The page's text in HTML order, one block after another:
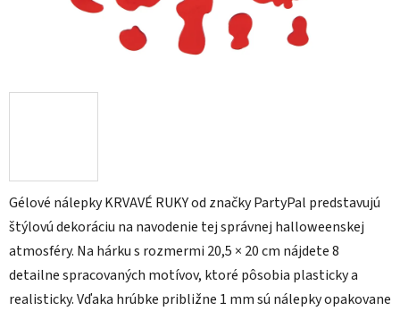
Gélové nálepky KRVAVÉ RUKY od značky PartyPal predstavujú
štýlovú dekoráciu na navodenie tej správnej halloweenskej
atmosféry. Na hárku s rozmermi 20,5 × 20 cm nájdete 8
detailne spracovaných motívov, ktoré pôsobia plasticky a
realisticky. Vďaka hrúbke približne 1 mm sú nálepky opakovane